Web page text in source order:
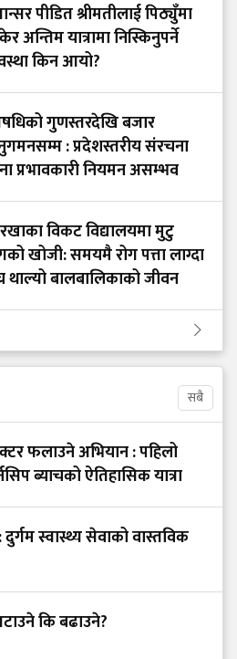
पीडित श्रीमतीलाई पिठ्युँमा
अन्तिम यात्रामा निस्किनुपर्ने
किन आयो?
गुणस्तरदेखि बजार
: प्रदेशस्तरीय संरचना
प्रभावकारी नियमन असम्भव
विकट विद्यालयमा मुटु
खोजी: समयमै रोग पत्ता लाग्दा
थाल्यो बालबालिकाको जीवन
सबै
फलाउने अभियान : पहिलो
ब्याचको ऐतिहासिक यात्रा
दुर्गम स्वास्थ्य सेवाको वास्तविक
कि बढाउने?